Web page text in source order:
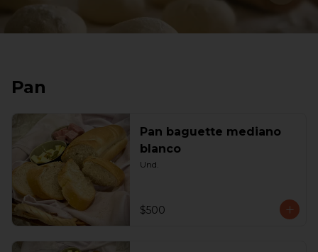
Pan
Pan baguette mediano
blanco
Und.
$500